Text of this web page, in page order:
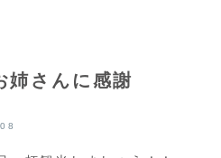
姉さんに感謝